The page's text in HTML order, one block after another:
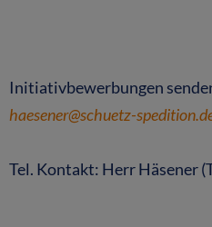
Initiativbewerbungen
haesener@schuetz-
Tel. Kontakt: Herr Häsener